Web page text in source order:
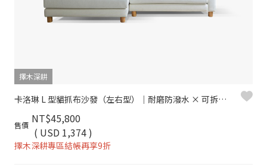
擇木深耕
卡洛琳 L 型貓抓布沙發（左右型）｜耐磨防潑水 × 可拆洗布套 × 親子寵物首選 – 擇木深耕
售價 NT$45,800
( USD 1,374 )
擇木深耕專區結帳再享9折